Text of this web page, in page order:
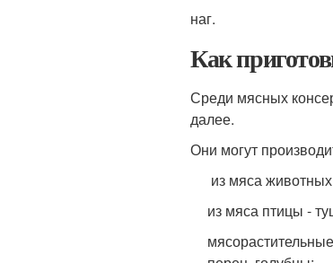
наг.
Как
Среди мясных
далее.
Они могут
из мяса
из мяса птицы -